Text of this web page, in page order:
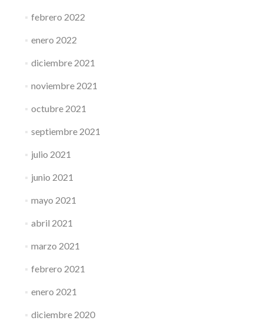
febrero 2022
enero 2022
diciembre 2021
noviembre 2021
octubre 2021
septiembre 2021
julio 2021
junio 2021
mayo 2021
abril 2021
marzo 2021
febrero 2021
enero 2021
diciembre 2020